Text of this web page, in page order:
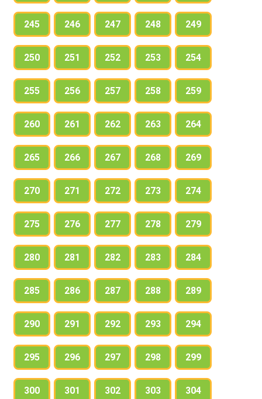
245 246 247 248 249
250 251 252 253 254
255 256 257 258 259
260 261 262 263 264
265 266 267 268 269
270 271 272 273 274
275 276 277 278 279
280 281 282 283 284
285 286 287 288 289
290 291 292 293 294
295 296 297 298 299
300 301 302 303 304